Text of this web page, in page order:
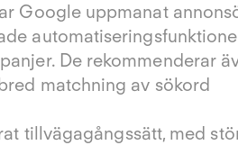
Google uppmanat
De rekommenderar
matchning av sökord
tillvägagångssätt, med